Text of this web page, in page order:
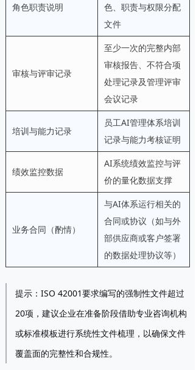
角色职责说明
色、职责与权限分配
文件
审核与评审记录
至少一次的完整内部
审核报告、不符合项
处理记录及管理评审
会议记录
培训与能力记录
员工AI管理体系培训
记录与能力考核证明
绩效监控数据
AI系统绩效监控与评
价的量化数据支撑
业务合同（酌情）
与AI体系运行相关的
合同或协议（如与外
部供应商或客户签署
的数据处理协议等）
提示：ISO 42001要求编写的强制性文件超过
20项，建议企业在准备阶段借助专业咨询机构
或标准模板进行系统性文件梳理，以确保文件
覆盖面的完整性和合规性。